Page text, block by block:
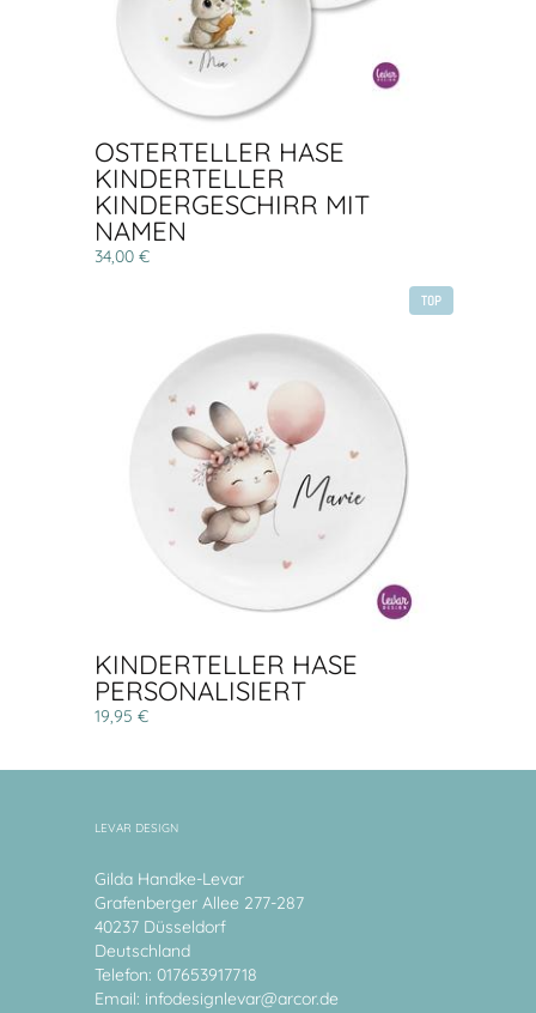
OSTERTELLER HASE
KINDERTELLER
KINDERGESCHIRR MIT
NAMEN
34,00 €
TOP
KINDERTELLER HASE
PERSONALISIERT
19,95 €
LEVAR DESIGN
Gilda Handke-Levar
Grafenberger Allee 277-287
40237 Düsseldorf
Deutschland
Telefon: 017653917718
Email: infodesignlevar@arcor.de